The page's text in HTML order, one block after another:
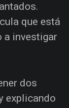
que está
a investigar
dos
explicando